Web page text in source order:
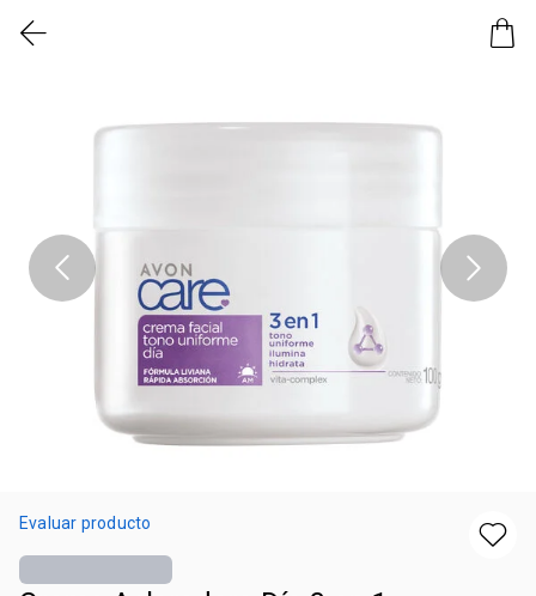
Evaluar producto